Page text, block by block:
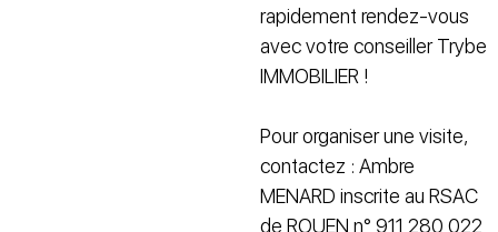
rapidement rendez-vous
avec votre conseiller Trybe
IMMOBILIER !
Pour organiser une visite,
contactez : Ambre
MENARD inscrite au RSAC
de ROUEN n° 911 280 022